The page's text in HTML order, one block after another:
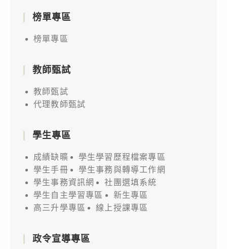
榜單專區
榜單專區
教師甄試
教師甄試
代理教師甄試
學生專區
成績缺曠
學生學習歷程檔案專區
學生手冊
學生事務與轉導工作網
學生事務資訊網
社團選填系統
學生自主學習專區
新生專區
高三升學專區
線上授課專區
政令宣導專區